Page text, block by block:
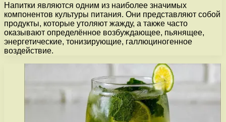
Напитки являются одним из наиболее значимых
компонентов культуры питания. Они представляют собой
продукты, которые утоляют жажду, а также часто
оказывают определённое возбуждающее, пьянящее,
энергетические, тонизирующие, галлюциногенное
воздействие.